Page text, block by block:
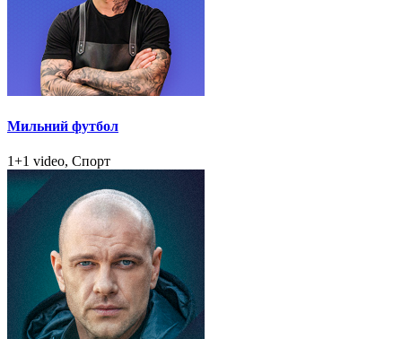
Мильний футбол
1+1 video, Спорт